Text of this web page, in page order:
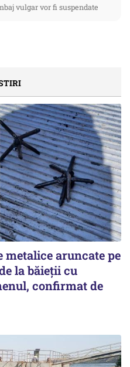
vulgar vor fi suspendate
metalice aruncate pe
la băieții cu
confirmat de